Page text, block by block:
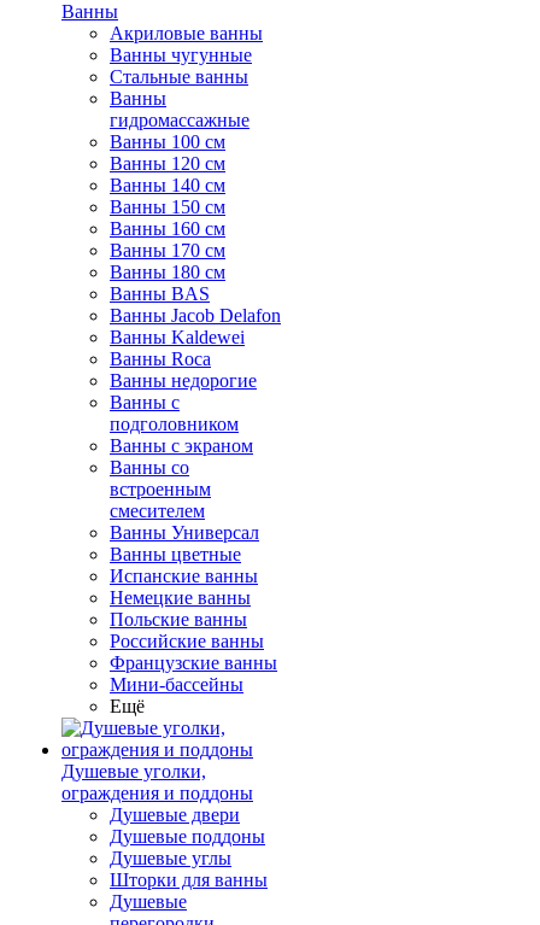
Ванны
Акриловые ванны
Ванны чугунные
Стальные ванны
Ванны
гидромассажные
Ванны 100 см
Ванны 120 см
Ванны 140 см
Ванны 150 см
Ванны 160 см
Ванны 170 см
Ванны 180 см
Ванны BAS
Ванны Jacob Delafon
Ванны Kaldewei
Ванны Roca
Ванны недорогие
Ванны с
подголовником
Ванны с экраном
Ванны со
встроенным
смесителем
Ванны Универсал
Ванны цветные
Испанские ванны
Немецкие ванны
Польские ванны
Российские ванны
Французские ванны
Мини-бассейны
Ещё
Душевые уголки,
ограждения и поддоны
Душевые двери
Душевые поддоны
Душевые углы
Шторки для ванны
Душевые